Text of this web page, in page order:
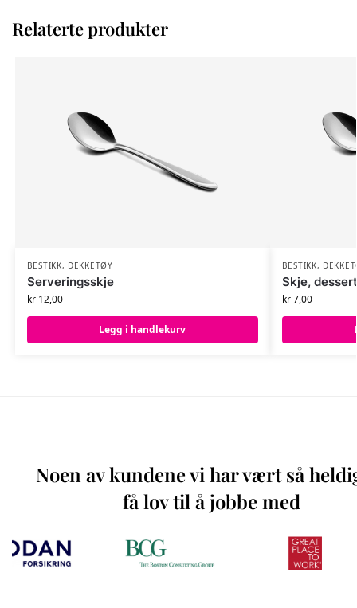
Relaterte produkter
BESTIKK, DEKKETØY
Serveringsskje
kr12,00
Legg i handlekurv
BESTIKK,
Skje, dessert
kr7,00
Noen av kundene vi har vært så
få lov til å jobbe med